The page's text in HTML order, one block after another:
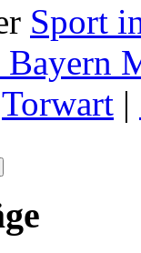
Sport
Bayern
Torwart |